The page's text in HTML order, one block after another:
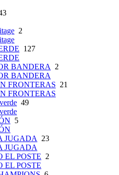
2
127
BANDERA 2
BANDERA
FRONTERAS 21
FRONTERAS
49
5
JUGADA 23
JUGADA
EL POSTE 2
EL POSTE